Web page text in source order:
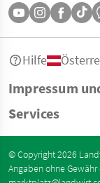
Impressum
Services
Hilfe
© Copyright 2026
Angaben ohne